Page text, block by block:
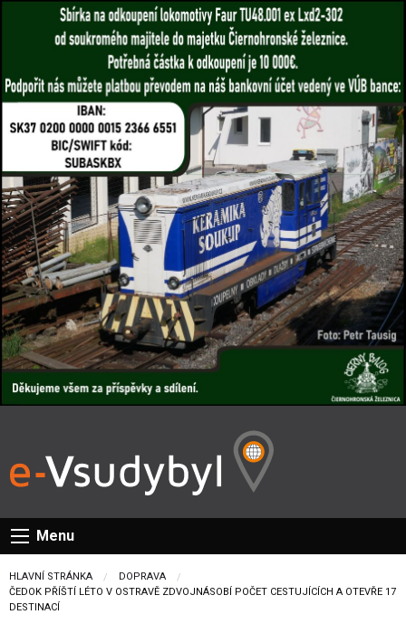
Menu
HLAVNÍ STRÁNKA
DOPRAVA
CURRENT:
ČEDOK PŘÍŠTÍ LÉTO V OSTRAVĚ ZDVOJNÁSOBÍ POČET CESTUJÍCÍCH A OTEVŘE 17
DESTINACÍ